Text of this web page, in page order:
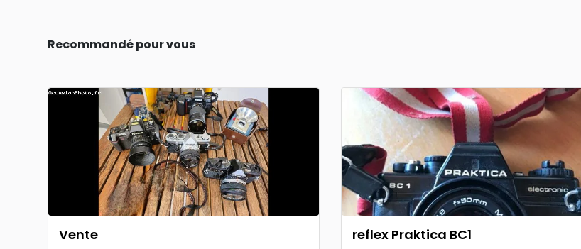
Recommandé pour vous
Vente reflex Praktica BC1